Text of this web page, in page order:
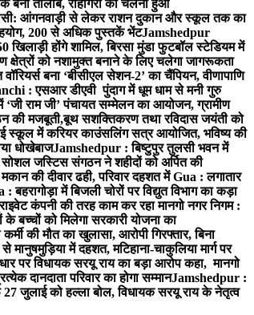
तालाब, राहगिरों का चलना हुआ
आंगनवाड़ी से लेकर राशन दुकान और स्कूल तक का
200 से अधिक पुस्तकें भेंटJamshedpur
होंगे शामिल, बिरसा मुंडा फुटबॉल स्टेडियम में
क्षेत्रों को नशामुक्त बनाने के लिए चलेगा जागरूकता
बना ‘बीसीएल सेशन-2’ का चैंपियन, वीणापाणि
: एसआर डीएवी पुंदाग में धूम धाम से मनी गुरु
राम जी’ पंचायत सम्मेलन का आयोजन, ग्रामीण
की मजबूती,बूथ सशक्तिकरण तथा रविदास जयंती को
स्कूल में करियर काउंसलिंग सत्र आयोजित, भविष्य की
धोखेबाजJamshedpur : बिष्टुपुर तुलसी भवन में
जस्टिस संगठन ने शहीदों को अर्पित की
की दीवार ढही, परिवार दहशत मेंGua : लगातार
बहरागोड़ा में बिजली चोरों पर विद्युत विभाग का कड़ा
कंपनी की तरह काम कर रहा मानगो नगर निगम :
बच्चों को मिलेगा सरकारी योजना का
की मौत का खुलासा, आरोपी गिरफ्तार, बिना
में दहशत, मटिहाना-चाकुलिया मार्ग पर
पर विधायक सरयू राय का बड़ा आरोप कहा, मानगो
दानदाता परिवार का होगा सम्मानJamshedpur :
जुलाई को हल्ला बोल, विधायक सरयू राय के नेतृत्व